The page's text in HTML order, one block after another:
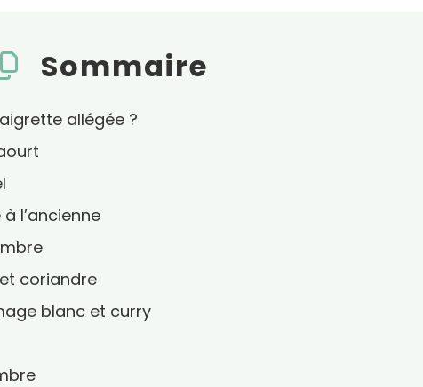
Sommaire
allégée ?
l’ancienne
coriandre
blanc et curry